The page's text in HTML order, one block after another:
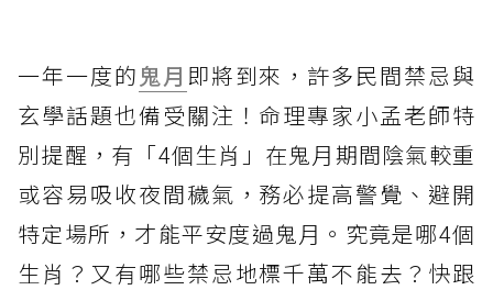
一年一度的 鬼月 即將到來，許多民間禁忌與
玄學話題也備受關注！命理專家小孟老師特
別提醒，有「4個生肖」在鬼月期間陰氣較重
或容易吸收夜間穢氣，務必提高警覺、避開
特定場所，才能平安度過鬼月。究竟是哪4個
生肖？又有哪些禁忌地標千萬不能去？快跟